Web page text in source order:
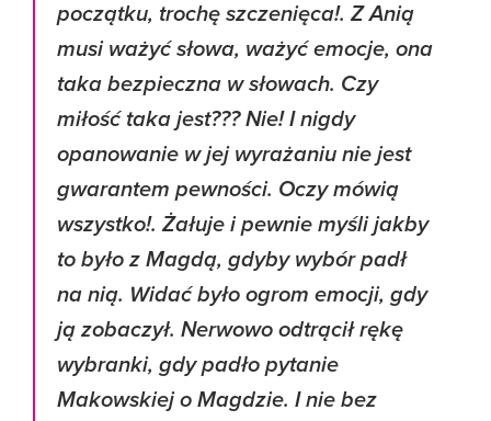
początku, trochę szczenięca!. Z Anią
musi ważyć słowa, ważyć emocje, ona
taka bezpieczna w słowach. Czy
miłość taka jest??? Nie! I nigdy
opanowanie w jej wyrażaniu nie jest
gwarantem pewności. Oczy mówią
wszystko!. Żałuje i pewnie myśli jakby
to było z Magdą, gdyby wybór padł
na nią. Widać było ogrom emocji, gdy
ją zobaczył. Nerwowo odtrącił rękę
wybranki, gdy padło pytanie
Makowskiej o Magdzie. I nie bez